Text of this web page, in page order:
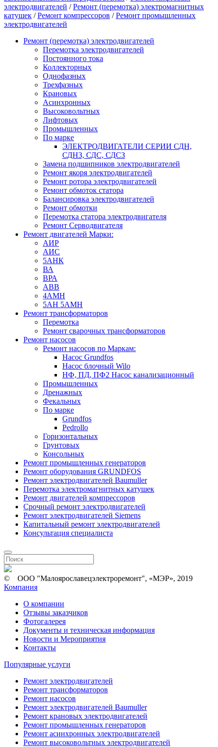
электродвигателей /Ремонт (перемотка) электромагнитных
катушек /Ремонт компрессоров /Ремонт промышленных
электродвигателей
Ремонт (перемотка) электродвигателей
Перемотка электродвигателей
Постоянного тока
Коллекторных
Однофазных
Трехфазных
Крановых
Асинхронных
Высоковольтных
Лифтовых
Промышленных
По марке
ЭЛЕКТРОДВИГАТЕЛИ СЕРИИ СДН,
СДНЗ, СДС, СДСЗ
Замена подшипников электродвигателей
Ремонт якоря электродвигателей
Ремонт ротора электродвигателей
Ремонт обмоток статора
Балансировка электродвигателей
Ремонт обмотки
Перемотка статора электродвигателя
Ремонт Серводвигателя
Ремонт двигателей Марки:
АИР
АИС
5АНК
ВА
ВРА
ABB
4АМН
5АН 5АМН
Ремонт трансформаторов
Перемотка
Ремонт сварочных трансформаторов
Ремонт насосов
Ремонт насосов по Маркам:
Насос Grundfos
Насос блочный Wilo
НФ, ПД, ПФ2 Насос канализационный
Промышленных
Дренажных
Фекальных
По марке
Grundfos
Pedrollo
Горизонтальных
Грунтовых
Консольных
Ремонт промышленных генераторов
Ремонт оборудования GRUNDFOS
Ремонт электродвигателей Baumuller
Перемотка электромагнитных катушек
Ремонт двигателей компрессоров
Срочный ремонт электродвигателей
Ремонт электродвигателей Siemens
Капитальный ремонт электродвигателей
Консультация специалиста
© ООО "Малоярославецэлектроремонт", «МЭР», 2019
Компания
О компании
Отзывы заказчиков
Фотогалерея
Документы и техническая информация
Новости и Мероприятия
Контакты
Популярные услуги
Ремонт электродвигателей
Ремонт трансформаторов
Ремонт насосов
Ремонт электродвигателей Baumuller
Ремонт крановых электродвигателей
Ремонт промышленных генераторов
Ремонт асинхронных электродвигателей
Ремонт высоковольтных электродвигателей